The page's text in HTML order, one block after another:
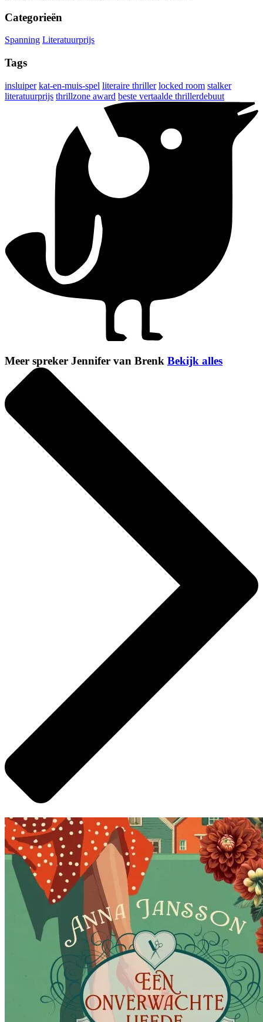
Categorieën
Spanning Literatuurprijs
Tags
insluiper kat-en-muis-spel literaire thriller locked room stalker
literatuurprijs thrillzone award beste vertaalde thrillerdebuut
Meer spreker Jennifer van Brenk Bekijk alles